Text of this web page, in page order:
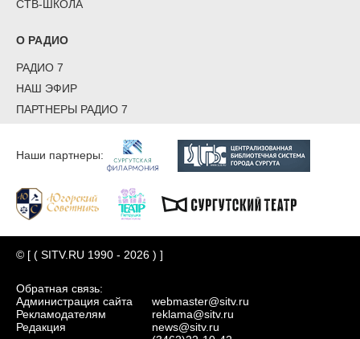
СТВ-ШКОЛА
О РАДИО
РАДИО 7
НАШ ЭФИР
ПАРТНЕРЫ РАДИО 7
Наши партнеры:
© [ ( SITV.RU 1990 - 2026 ) ]
Обратная связь:
Администрация сайта
Рекламодателям
Редакция
webmaster@sitv.ru
reklama@sitv.ru
news@sitv.ru